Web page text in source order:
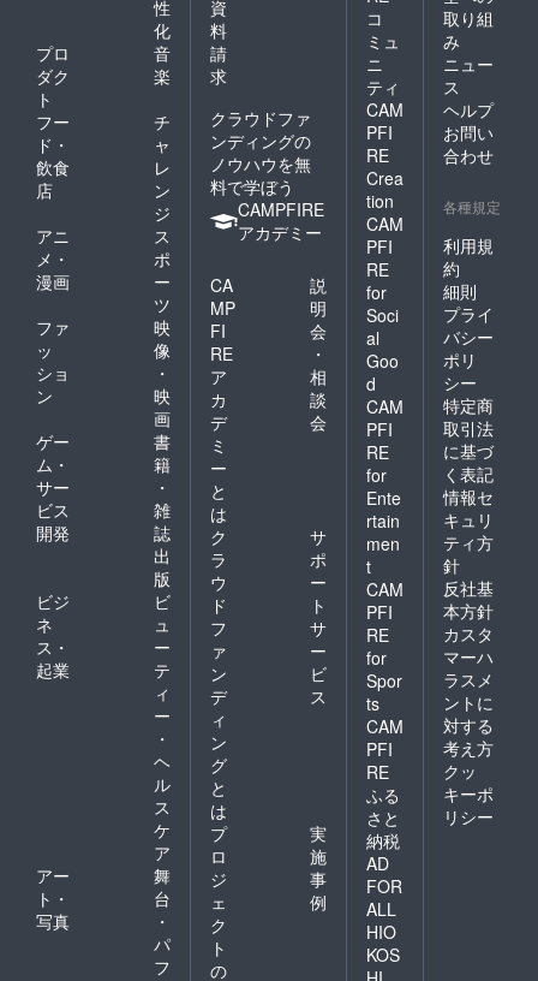
性
化
プロ
ダク
ト
音
楽
フー
ド・
飲食
店
チ
ャ
レ
ン
ジ
アニ
メ・
漫画
ス
ポ
ー
ツ
ファ
ッ
ショ
ン
映
像
・
映
画
ゲー
ム・
サー
ビス
開発
書
籍
・
雑
誌
出
版
ビジ
ネ
ス・
起業
ビ
ュ
ー
テ
ィ
ー
・
ヘ
ル
ス
ケ
ア
アー
ト・
写真
舞
台
・
パ
フ
資
料
請
求
クラウドファ
ンディングの
ノウハウを無
料で学ぼう
CAMPFIRE
アカデミー
CA
MP
FI
RE
ア
カ
デ
ミ
ー
と
は
説
明
会
・
相
談
会
ク
ラ
ウ
ド
フ
ァ
ン
デ
ィ
ン
グ
と
は
サ
ポ
ー
ト
サ
ー
ビ
ス
プ
ロ
ジ
ェ
ク
ト
の
実
施
事
例
コ
ミュ
ニ
ティ
CAM
PFI
RE
Crea
tion
CAM
PFI
RE
for
Soci
al
Goo
d
CAM
PFI
RE
for
Ente
rtain
men
t
CAM
PFI
RE
for
Spor
ts
CAM
PFI
RE
ふる
さと
納税
AD
FOR
ALL
HIO
KOS
取り組
み
ニュー
ス
ヘルプ
お問い
合わせ
各種規定
利用規
約
細則
プライ
バシー
ポリ
シー
特定商
取引法
に基づ
く表記
情報セ
キュリ
ティ方
針
反社基
本方針
カスタ
マーハ
ラスメ
ントに
対する
考え方
クッ
キーポ
リシー